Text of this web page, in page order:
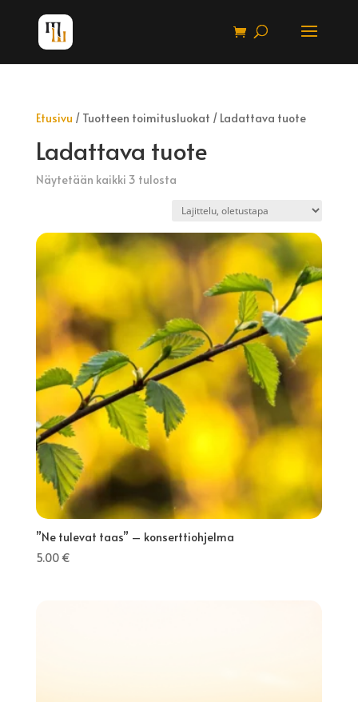
Etusivu / Tuotteen toimitusluokat / Ladattava tuote
Ladattava tuote
Näytetään kaikki 3 tulosta
”Ne tulevat taas” – konserttiohjelma
5.00€